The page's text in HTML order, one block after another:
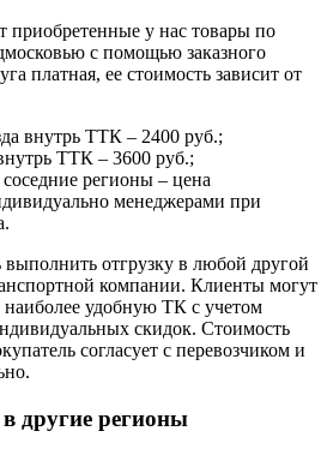
приобретенные у нас товары по
с помощью заказного
платная, ее стоимость зависит от
внутрь ТТК – 2400 руб.;
ТТК – 3600 руб.;
регионы – цена
менеджерами при
отгрузку в любой другой
компании. Клиенты могут
наиболее удобную ТК с учетом
скидок. Стоимость
согласует с перевозчиком и
другие регионы